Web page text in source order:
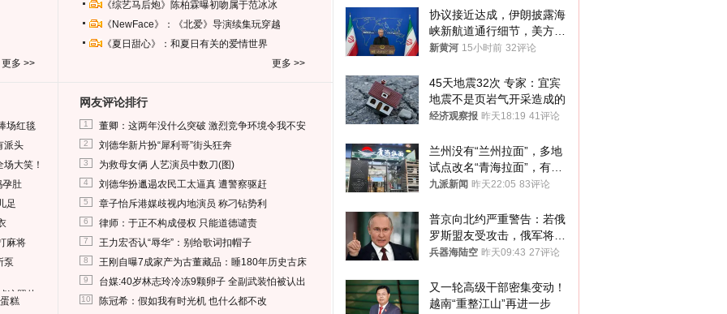
更多 >>
《综艺马后炮》陈柏霖曝初吻属于范冰冰
《NewFace》：《北爱》导演续集玩穿越
《夏日甜心》：和夏日有关的爱情世界
更多 >>
场红毯
派头
大笑！
孕肚
足
麻将
泵
这照片
糕
网友评论排行
1 董卿：这两年没什么突破 激烈竞争环境令我不安
2 刘德华新片扮“犀利哥”街头狂奔
3 为救母女俩 人艺演员中数刀(图)
4 刘德华扮邋遢农民工太逼真 遭警察驱赶
5 章子怡斥港媒歧视内地演员 称刁钻势利
6 律师：于正不构成侵权 只能道德谴责
7 王力宏否认“辱华”：别给歌词扣帽子
8 王刚自曝7成家产为古董藏品：睡180年历史古床
9 台媒:40岁林志玲冷冻9颗卵子 全副武装怕被认出
10 陈冠希：假如我有时光机 也什么都不改
协议接近达成，伊朗披露海
峡新航道通行细节，美方再
提“倒计时”
新黄河 15小时前 32评论
45天地震32次 专家：宜宾
地震不是页岩气开采造成的
经济观察报 昨天18:19 41评论
兰州没有“兰州拉面”，多地
试点改名“青海拉面”，有商
家改名已两年
九派新闻 昨天22:05 83评论
普京向北约严重警告：若俄
罗斯盟友受攻击，俄军将动
用核武器保护
兵器海陆空 昨天09:43 27评论
又一轮高级干部密集变动！
越南“重整江山”再进一步